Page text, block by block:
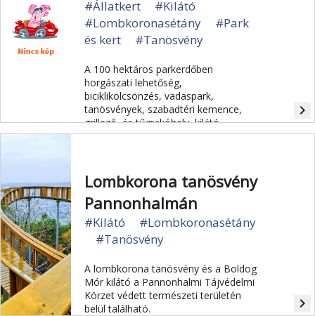
#Állatkert
#Kilátó
#Lombkoronasétány
#Park
és kert
#Tanösvény
A 100 hektáros parkerdőben
horgászati lehetőség,
biciklikölcsönzés, vadaspark,
tanösvények, szabadtéri kemence,
grillező- és tűzrakóhely, kilátó,
lombkoronaösvény, erdei pihenők,
hasznos eltöltését.
navigate_next
Lombkorona tanösvény
Pannonhalmán
#Kilátó
#Lombkoronasétány
#Tanösvény
A lombkorona tanösvény és a Boldog
Mór kilátó a Pannonhalmi Tájvédelmi
Körzet védett természeti területén
belül található.
navigate_next